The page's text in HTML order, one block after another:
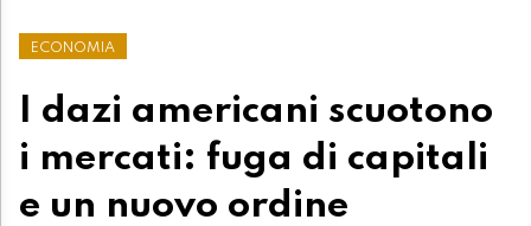
ECONOMIA
I dazi americani scuotono
i mercati: fuga di capitali
e un nuovo ordine